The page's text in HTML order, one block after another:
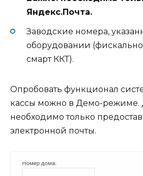
Яндекс.Почта.
Заводские номера,
оборудовании
смарт ККТ).
Опробовать функционал
кассы можно в Демо-режиме.
необходимо только
электронной почты.